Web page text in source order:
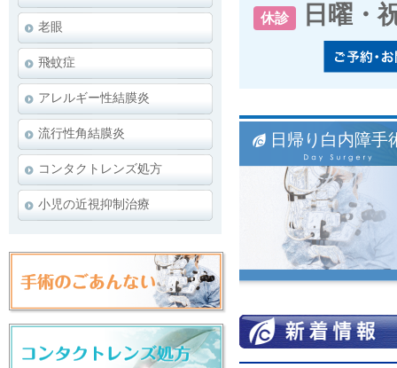
老眼
飛蚊症
アレルギー性結膜炎
流行性角結膜炎
コンタクトレンズ処方
小児の近視抑制治療
休診 日曜・
日帰り白内障手